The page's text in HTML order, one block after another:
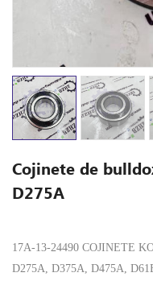
Cojinete de
D275A
17A-13-24490 COJINETE
D275A, D375A, D475A,